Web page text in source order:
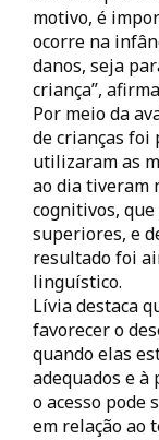
motivo, é
ocorre na
danos, seja
criança”,
Por meio da
de crianças foi
utilizaram as
ao dia tiveram
cognitivos,
superiores, e
resultado foi
linguístico.
Lívia destaca
favorecer o
quando elas
adequados e à
o acesso pode
em relação ao